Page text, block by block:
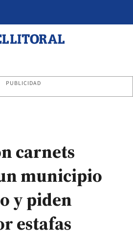
PUBLICIDAD
carnets
municipio
y piden
estafas